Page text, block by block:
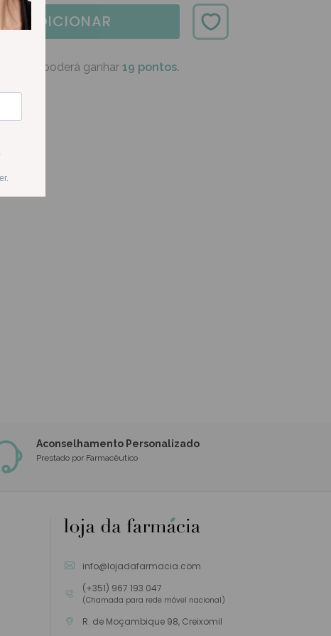
ADICIONAR
poderá ganhar 19 pontos.
Aconselhamento Personalizado
Prestado por Farmacêutico
info@lojadafarmacia.com
(+351) 967 193 047
(Chamada para rede móvel nacional)
R. de Moçambique 98, Creixomil